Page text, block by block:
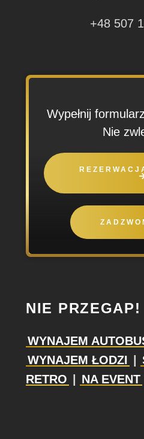
+48 507
Wypełnij
Nie
NIE PRZEGAP!
WYNAJEM
WYNAJEM ŁODZI |
RETRO | NA EVENT